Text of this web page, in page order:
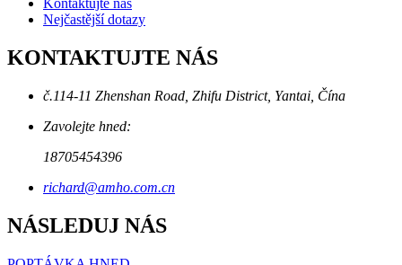
Kontaktujte nás
Nejčastější dotazy
KONTAKTUJTE NÁS
č.114-11 Zhenshan Road, Zhifu District, Yantai, Čína
Zavolejte hned:
18705454396
richard@amho.com.cn
NÁSLEDUJ NÁS